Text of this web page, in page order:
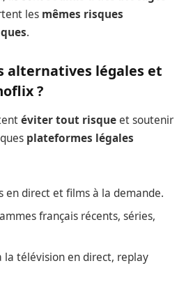
les mêmes risques
.
alternatives légales et
?
éviter tout risqueet soutenir
plateformes légales
en direct et films à la demande.
français récents, séries,
la télévision en direct, replay